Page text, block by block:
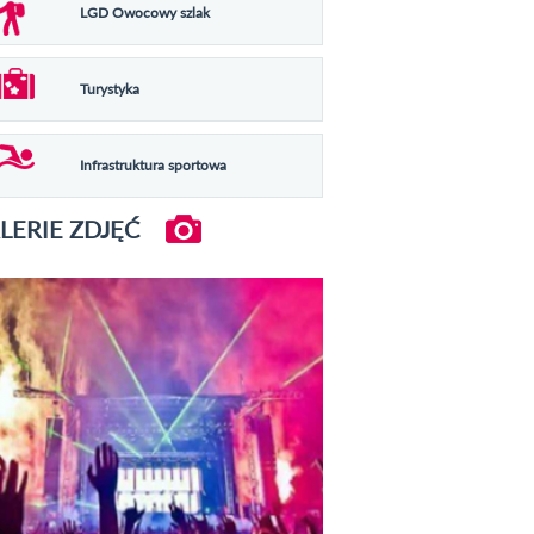
LGD Owocowy szlak
Turystyka
Infrastruktura sportowa
ZDJĘĆ